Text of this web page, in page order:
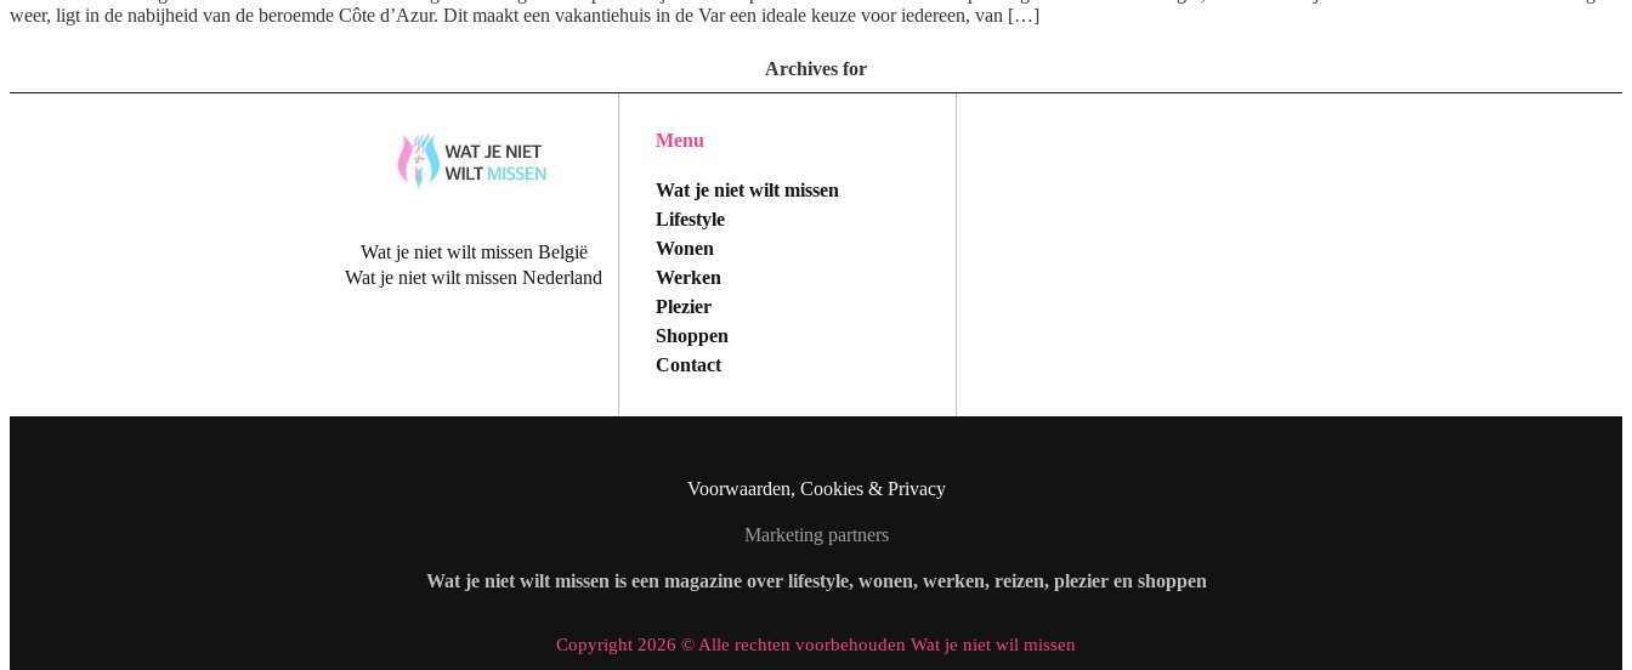
weer, ligt in de nabijheid van de beroemde Côte d’Azur. Dit maakt een vakantiehuis in de Var een ideale keuze voor iedereen, van […]
Archives for
Wat je niet wilt missen België
Wat je niet wilt missen Nederland
Menu
Wat je niet wilt missen
Lifestyle
Wonen
Werken
Plezier
Shoppen
Contact
Voorwaarden, Cookies & Privacy
Marketing partners
Wat je niet wilt missen is een magazine over lifestyle, wonen, werken, reizen, plezier en shoppen
Copyright 2026 © Alle rechten voorbehouden Wat je niet wil missen